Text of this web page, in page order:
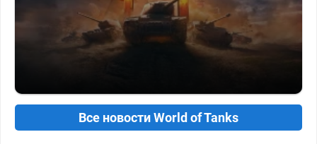
Все новости World of Tanks